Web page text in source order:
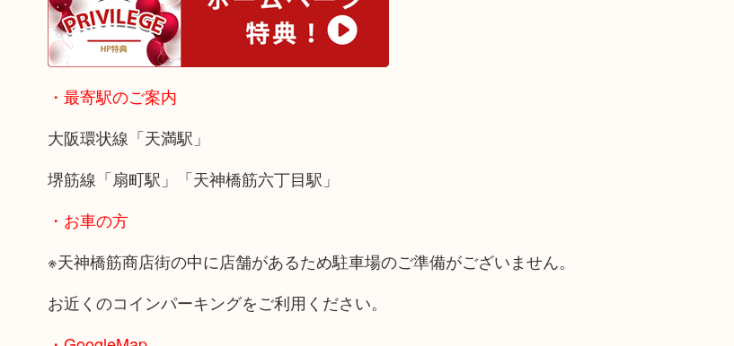
・最寄駅のご案内
大阪環状線「天満駅」
堺筋線「扇町駅」「天神橋筋六丁目駅」
・お車の方
※天神橋筋商店街の中に店舗があるため駐車場のご準備がございません。
お近くのコインパーキングをご利用ください。